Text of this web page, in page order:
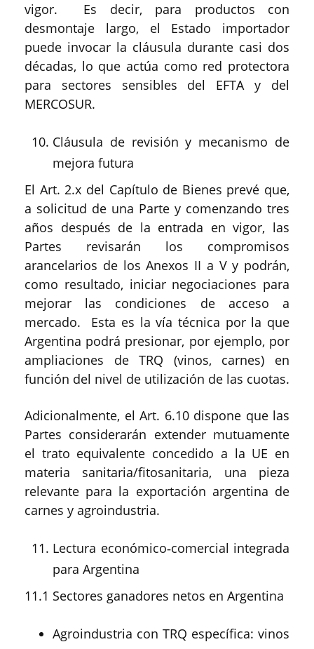
vigor. Es decir, para productos con
desmontaje largo, el Estado importador
puede invocar la cláusula durante casi dos
décadas, lo que actúa como red protectora
para sectores sensibles del EFTA y del
MERCOSUR.
Cláusula de revisión y mecanismo de
mejora futura
El Art. 2.x del Capítulo de Bienes prevé que,
a solicitud de una Parte y comenzando tres
años después de la entrada en vigor, las
Partes revisarán los compromisos
arancelarios de los Anexos II a V y podrán,
como resultado, iniciar negociaciones para
mejorar las condiciones de acceso a
mercado. Esta es la vía técnica por la que
Argentina podrá presionar, por ejemplo, por
ampliaciones de TRQ (vinos, carnes) en
función del nivel de utilización de las cuotas.
Adicionalmente, el Art. 6.10 dispone que las
Partes considerarán extender mutuamente
el trato equivalente concedido a la UE en
materia sanitaria/fitosanitaria, una pieza
relevante para la exportación argentina de
carnes y agroindustria.
Lectura económico‑comercial integrada
para Argentina
11.1 Sectores ganadores netos en Argentina
Agroindustria con TRQ específica: vinos